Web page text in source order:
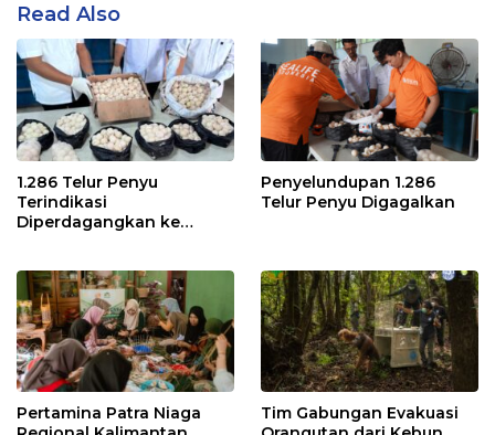
Read Also
1.286 Telur Penyu
Terindikasi
Diperdagangkan ke
Penyelundupan 1.286
Telur Penyu Digagalkan
Pertamina Patra Niaga
Tim Gabungan Evakuasi